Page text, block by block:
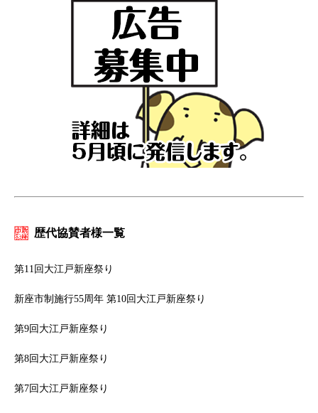
歴代協賛者様一覧
第11回大江戸新座祭り
新座市制施行55周年 第10回大江戸新座祭り
第9回大江戸新座祭り
第8回大江戸新座祭り
第7回大江戸新座祭り